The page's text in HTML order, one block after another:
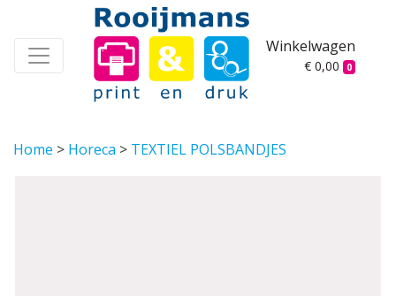
Winkelwagen
€ 0,00 0
Home > Horeca > TEXTIEL POLSBANDJES